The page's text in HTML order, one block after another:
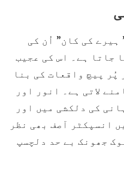
ہیرے کی کان” اُن کی
جاتا ہے۔ اس کی عجیب
پُر پیچ واقعات کی بنا
لاتی ہے۔ انور اور
کی دلکشی میں اور
انسپکٹر آصف بھی نظر
جھونک بے حد دلچسپ